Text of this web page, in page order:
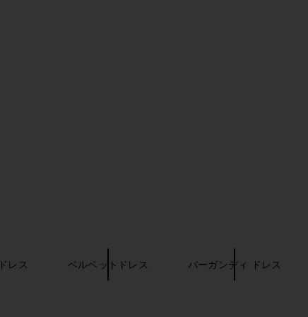
レス ベルベットドレス バーガンディ ドレス